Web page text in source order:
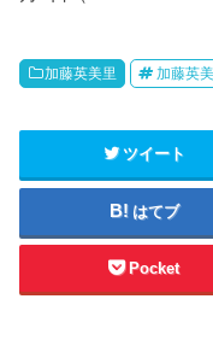
加藤英美里 加藤英
ツイート
はてブ
Pocket